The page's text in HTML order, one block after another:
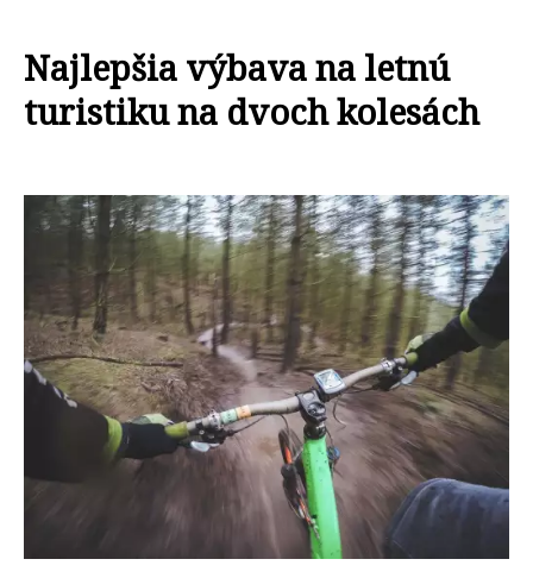
Najlepšia výbava na letnú
turistiku na dvoch kolesách